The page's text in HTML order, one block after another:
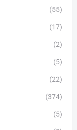
(55)
(17)
(2)
(5)
(22)
(374)
(5)